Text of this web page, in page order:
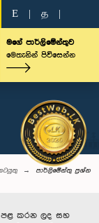
E த
මගේ පාර්ලිමේන්තුව
මෙතැනින් පිවිසෙන්න
පාර්ලි‌මේන්තු‌ ප්‍රශ්න
පළ කරන ලද සහ